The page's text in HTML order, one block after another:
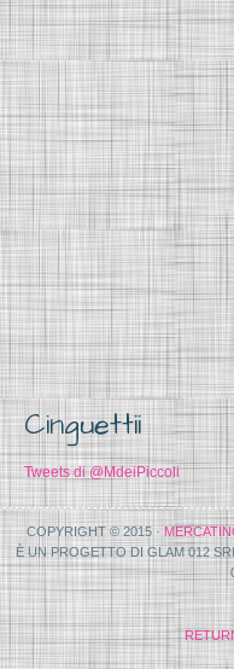
Cinguettii
Tweets di @MdeiPiccoli
COPYRIGHT © 2015 ·
È UN PROGETTO DI GLAM 012